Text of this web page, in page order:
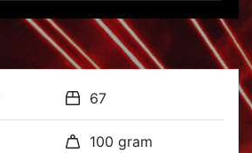
67
100 gram